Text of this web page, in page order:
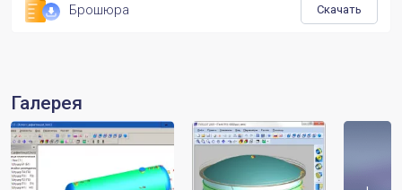
Брошюра Скачать
Галерея